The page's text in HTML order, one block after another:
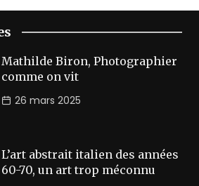
Mathilde Biron, Photographier
comme on vit
26 mars 2025
L’art abstrait italien des années
60-70, un art trop méconnu